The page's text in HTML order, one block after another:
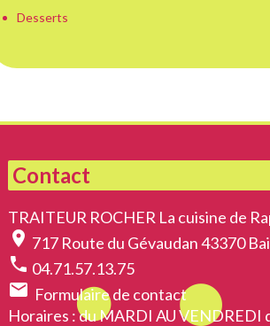
Desserts
Contact
TRAITEUR ROCHER La cuisine de
location_on 717 Route du Gévaudan 43370
phone 04.71.57.13.75
email Formulaire de contact
Horaires : du MARDI AU VENDREDI